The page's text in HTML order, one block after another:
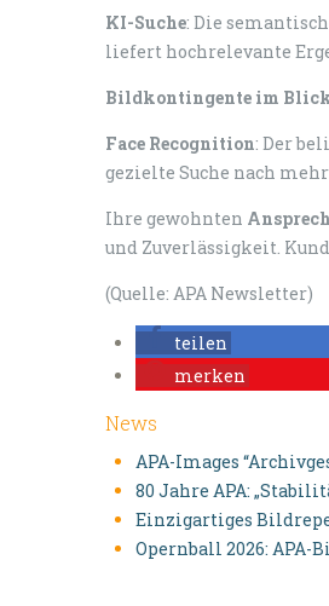
KI-Suche: Die
liefert hochrelevante
Bildkontingente im
Face Recognition: Der
gezielte Suche nach
Ihre gewohnten
und Zuverlässigkeit.
(Quelle: APA Newsletter)
teilen
merken
News
APA-Images
80 Jahre APA:
Einzigartiges
Opernball 2026: APA-